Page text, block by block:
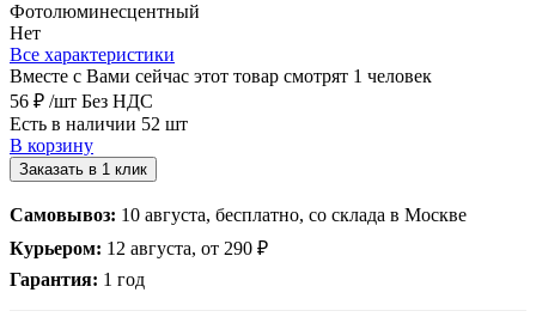
Фотолюминесцентный
Нет
Все характеристики
Вместе с Вами сейчас этот товар смотрят 1 человек
56 ₽ /шт Без НДС
Есть в наличии 52 шт
В корзину
Заказать в 1 клик
Самовывоз: 10 августа, бесплатно, со склада в Москве
Курьером: 12 августа, от 290 ₽
Гарантия: 1 год